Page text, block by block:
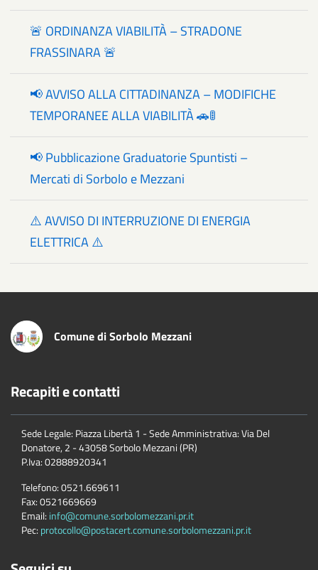
🚨 ORDINANZA VIABILITÀ – STRADONE
FRASSINARA 🚨
📢 AVVISO ALLA CITTADINANZA – MODIFICHE
TEMPORANEE ALLA VIABILITÀ 🚗🚦
📢 Pubblicazione Graduatorie Spuntisti –
Mercati di Sorbolo e Mezzani
⚠️ AVVISO DI INTERRUZIONE DI ENERGIA
ELETTRICA ⚠️
Comune di Sorbolo Mezzani
Recapiti e contatti
Sede Legale: Piazza Libertà 1 - Sede Amministrativa: Via Del
Donatore, 2 - 43058 Sorbolo Mezzani (PR)
P.Iva:02888920341
Telefono:0521.669611
Fax:0521669669
Email: info@comune.sorbolomezzani.pr.it
Pec: protocollo@postacert.comune.sorbolomezzani.pr.it